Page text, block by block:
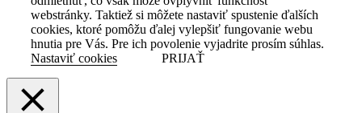
webstránky. Taktiež si môžete nastaviť spustenie ďalších
cookies, ktoré pomôžu ďalej vylepšiť fungovanie webu
hnutia pre Vás. Pre ich povolenie vyjadrite prosím súhlas.
Nastaviť cookies
PRIJAŤ